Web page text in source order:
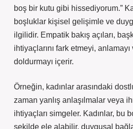
boş bir kutu gibi hissediyorum.”
boşluklar kişisel gelişimle ve
ilgilidir. Empatik bakış açıları,
ihtiyaçlarını fark etmeyi,
doldurmayı içerir.
Örneğin, kadınlar arasındaki
zaman yanlış anlaşılmalar veya
ihtiyaçları simgeler. Kadınlar, bu
şekilde ele alabilir, duygusal